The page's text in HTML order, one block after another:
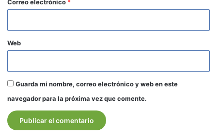
*
Correo electrónico *
Web
Guarda mi nombre, correo electrónico y web en este
navegador para la próxima vez que comente.